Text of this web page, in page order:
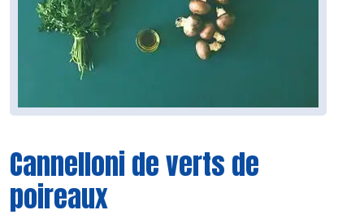
Cannelloni de verts de
poireaux